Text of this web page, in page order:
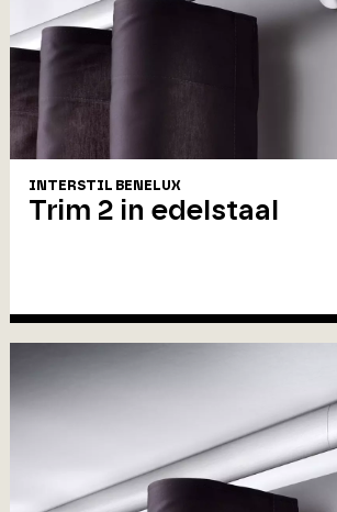
INTERSTIL BENELUX
Trim 2 in edelstaal